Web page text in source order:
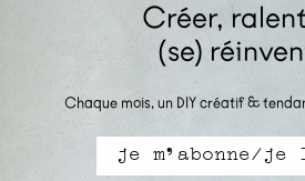
Créer,
(se)
Chaque mois, un DIY créatif &
je m'abonne/je